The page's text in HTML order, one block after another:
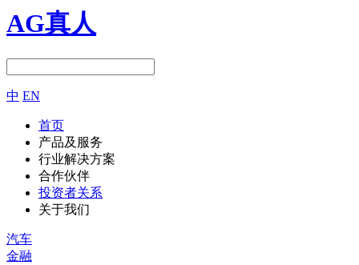
AG真人
中 EN
首页
产品及服务
行业解决方案
合作伙伴
投资者关系
关于我们
汽车
金融